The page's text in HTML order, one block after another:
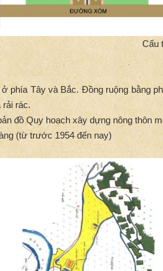
Cấu
phía Tây và Bắc. Đồng ruộng bằng
rải rác.
đồ Quy hoạch xây dựng nông thôn
(từ trước 1954 đến nay)